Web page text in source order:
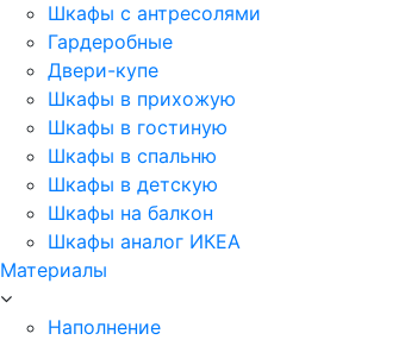
Шкафы с антресолями
Гардеробные
Двери-купе
Шкафы в прихожую
Шкафы в гостиную
Шкафы в спальню
Шкафы в детскую
Шкафы на балкон
Шкафы аналог ИКЕА
Материалы
Наполнение